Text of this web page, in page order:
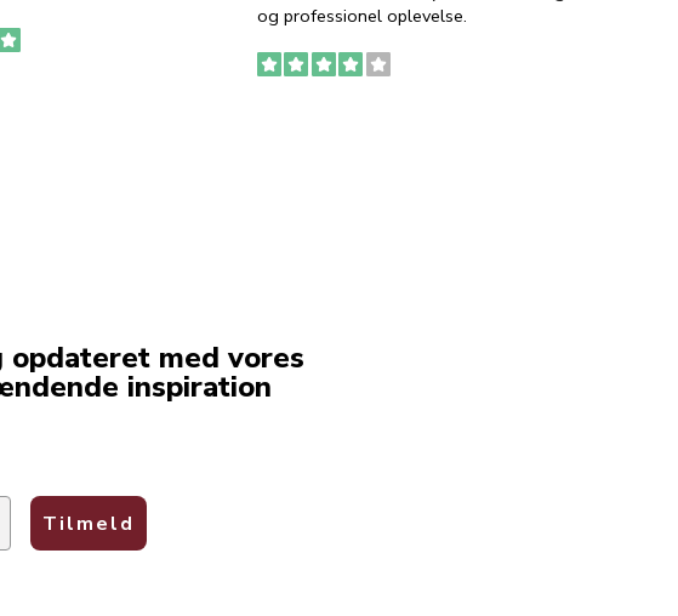
og professionel oplevelse.
med vores
inspiration
Tilmeld